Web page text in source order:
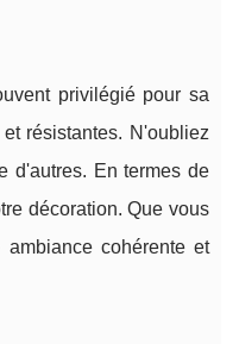
privilégié pour sa
résistantes. N'oubliez
d'autres. En termes de
décoration. Que vous
cohérente et